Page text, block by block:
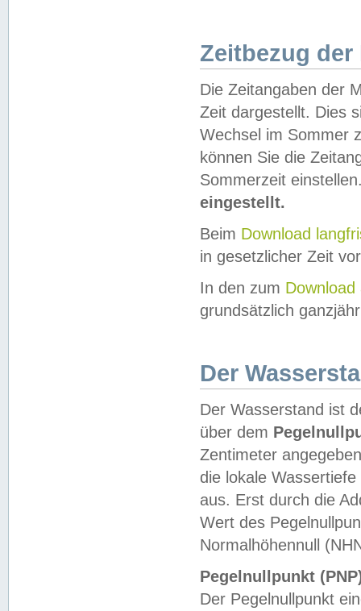
Zeitbezug der
Die Zeitangaben der
Zeit dargestellt. Dies
Wechsel im Sommer
können Sie die
Sommerzeit
eingestellt.
Beim Download
in gesetzlicher Zeit
In den zum Download
grundsätzlich
Der
Der Wasserstand ist
über dem
Zentimeter
die lokale
aus. Erst durch die
Wert des
Normalhöhennull
Pegelnullpunkt
Der Pegelnullpunkt